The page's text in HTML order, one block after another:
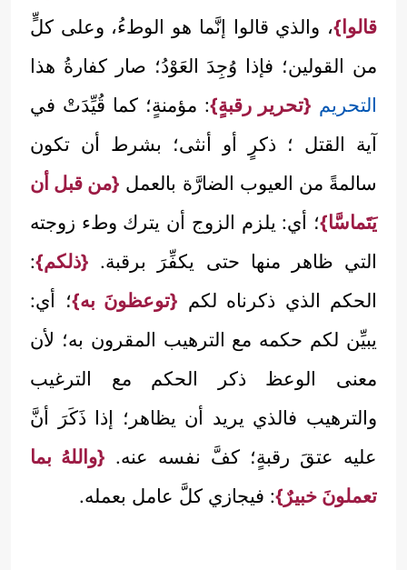
قالوا}، والذي قالوا إنَّما هو الوطءُ، وعلى كلٍّ
من القولين؛ فإذا وُجِدَ العَوْدُ؛ صار كفارةُ هذا
التحريم {تحرير رقبةٍ}: مؤمنةٍ؛ كما قُيِّدَتْ في
آية القتل ؛ ذكرٍ أو أنثى؛ بشرط أن تكون
سالمةً من العيوب الضارَّة بالعمل {من قبل أن
يَتَماسَّا}؛ أي: يلزم الزوج أن يترك وطء زوجته
التي ظاهر منها حتى يكفِّرَ برقبة. {ذلكم}:
الحكم الذي ذكرناه لكم {توعظونَ به}؛ أي:
يبيِّن لكم حكمه مع الترهيب المقرون به؛ لأن
معنى الوعظ ذكر الحكم مع الترغيب
والترهيب فالذي يريد أن يظاهر؛ إذا ذَكَرَ أنَّ
عليه عتقَ رقبةٍ؛ كفَّ نفسه عنه. {واللهُ بما
تعملونَ خبيرٌ}: فيجازي كلَّ عامل بعمله.